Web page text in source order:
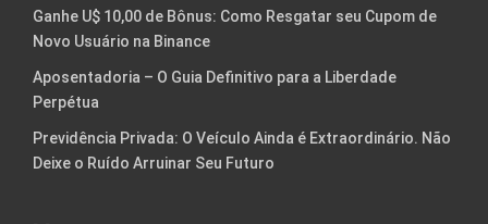
Ganhe U$ 10,00 de Bônus: Como Resgatar seu Cupom de
Novo Usuário na Binance
Aposentadoria – O Guia Definitivo para a Liberdade
Perpétua
Previdência Privada: O Veículo Ainda é Extraordinário. Não
Deixe o Ruído Arruinar Seu Futuro